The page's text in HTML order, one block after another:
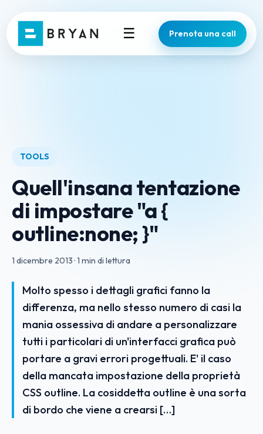
☰ Prenota una call
TOOLS
Quell'insana tentazione
di impostare "a {
outline:none; }"
1 dicembre 2013 ·1 min di lettura
Molto spesso i dettagli grafici fanno la
differenza, ma nello stesso numero di casi la
mania ossessiva di andare a personalizzare
tutti i particolari di un'interfacci grafica può
portare a gravi errori progettuali. E' il caso
della mancata impostazione della proprietà
CSS outline. La cosiddetta outline è una sorta
di bordo che viene a crearsi […]